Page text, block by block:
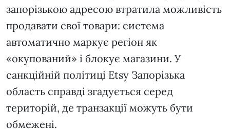
запорізькою адресою втратила можливість
продавати свої товари: система
автоматично маркує регіон як
«окупований» і блокує магазини. У
санкційній політиці Etsy Запорізька
область справді згадується серед
територій, де транзакції можуть бути
обмежені.